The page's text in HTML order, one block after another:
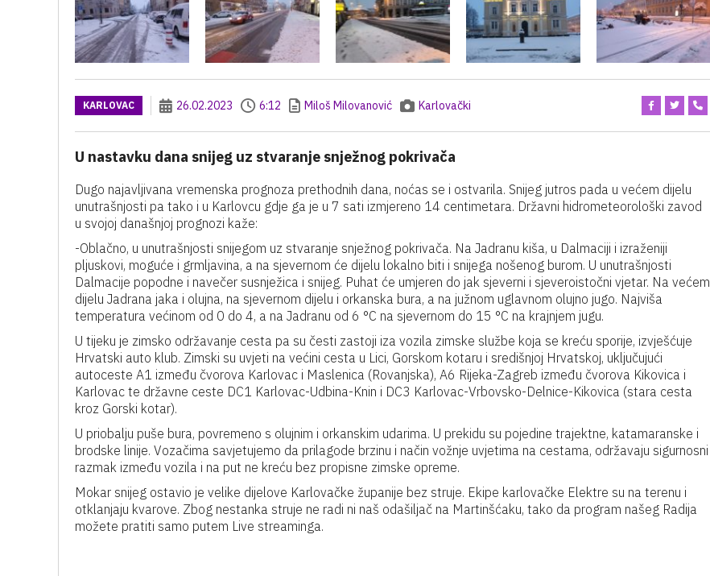
KARLOVAC 26.02.2023 6:12 Miloš Milovanović Karlovački
U nastavku dana snijeg uz stvaranje snježnog pokrivača
Dugo najavljivana vremenska prognoza prethodnih dana, noćas se i ostvarila. Snijeg jutros pada u većem dijelu
unutrašnjosti pa tako i u Karlovcu gdje ga je u 7 sati izmjereno 14 centimetara. Državni hidrometeorološki zavod
u svojoj današnjoj prognozi kaže:
-Oblačno, u unutrašnjosti snijegom uz stvaranje snježnog pokrivača. Na Jadranu kiša, u Dalmaciji i izraženiji
pljuskovi, moguće i grmljavina, a na sjevernom će dijelu lokalno biti i snijega nošenog burom. U unutrašnjosti
Dalmacije popodne i navečer susnježica i snijeg. Puhat će umjeren do jak sjeverni i sjeveroistočni vjetar. Na većem
dijelu Jadrana jaka i olujna, na sjevernom dijelu i orkanska bura, a na južnom uglavnom olujno jugo. Najviša
temperatura većinom od 0 do 4, a na Jadranu od 6 °C na sjevernom do 15 °C na krajnjem jugu.
U tijeku je zimsko održavanje cesta pa su česti zastoji iza vozila zimske službe koja se kreću sporije, izvješćuje
Hrvatski auto klub. Zimski su uvjeti na većini cesta u Lici, Gorskom kotaru i središnjoj Hrvatskoj, uključujući
autoceste A1 između čvorova Karlovac i Maslenica (Rovanjska), A6 Rijeka-Zagreb između čvorova Kikovica i
Karlovac te državne ceste DC1 Karlovac-Udbina-Knin i DC3 Karlovac-Vrbovsko-Delnice-Kikovica (stara cesta
kroz Gorski kotar).
U priobalju puše bura, povremeno s olujnim i orkanskim udarima. U prekidu su pojedine trajektne, katamaranske i
brodske linije. Vozačima savjetujemo da prilagode brzinu i način vožnje uvjetima na cestama, održavaju sigurnosni
razmak između vozila i na put ne kreću bez propisne zimske opreme.
Mokar snijeg ostavio je velike dijelove Karlovačke županije bez struje. Ekipe karlovačke Elektre su na terenu i
otklanjaju kvarove. Zbog nestanka struje ne radi ni naš odašiljač na Martinšćaku, tako da program našeg Radija
možete pratiti samo putem Live streaminga.